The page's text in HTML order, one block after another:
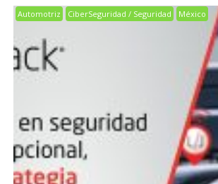
Automotriz CiberSeguridad / Seguridad México